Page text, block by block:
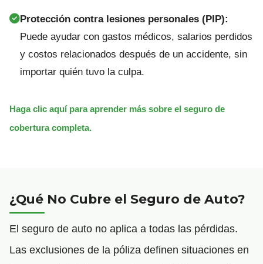
Protección contra lesiones personales (PIP):
Puede ayudar con gastos médicos, salarios perdidos
y costos relacionados después de un accidente, sin
importar quién tuvo la culpa.
Haga clic aquí para aprender más sobre el seguro de
cobertura completa.
¿Qué No Cubre el Seguro de Auto?
El seguro de auto no aplica a todas las pérdidas.
Las exclusiones de la póliza definen situaciones en